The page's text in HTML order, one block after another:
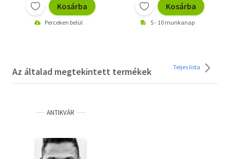
Kosárba
Perceken belül
Kosárba
5 - 10 munkanap
Az általad megtekintett termékek Teljes lista
ANTIKVÁR